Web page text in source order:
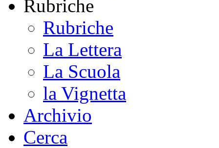
Rubriche
Rubriche
La Lettera
La Scuola
la Vignetta
Archivio
Cerca